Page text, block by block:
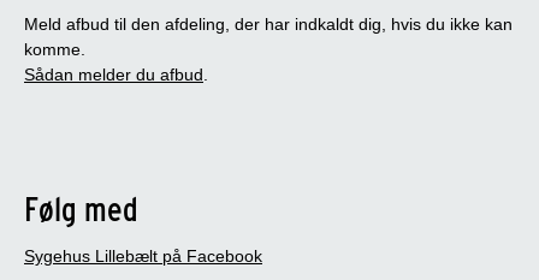
Meld afbud til den afdeling, der har indkaldt dig, hvis du ikke kan
komme.
Sådan melder du afbud.
Følg med
Sygehus Lillebælt på Facebook